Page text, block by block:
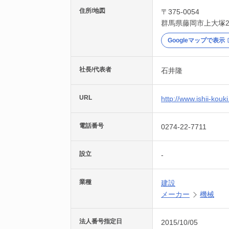
住所/地図
〒375-0054
群馬県藤岡市 上大
Googleマップで表示
社長/代表者 石井隆
URL http://www.ishii-
電話番号 0274-22-7711
設立 -
業種
建設
メーカー
機械
法人番号指定日 2015/10/05